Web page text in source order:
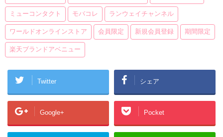
ミューコンタクト モバコレ ランウェイチャンネル
ワールドオンラインストア 会員限定 新規会員登録 期間限定
楽天ブランドアベニュー
Twitter シェア
Google+ Pocket